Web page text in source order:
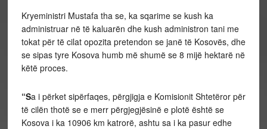
Kryeministri Mustafa tha se, ka sqarime se kush ka
administruar në të kaluarën dhe kush administron tani me
tokat për të cilat opozita pretendon se janë të Kosovës, dhe
se sipas tyre Kosova humb më shumë se 8 mijë hektarë në
këtë proces.
“Sa i përket sipërfaqes, përgjigja e Komisionit Shtetëror për
të cilën thotë se e merr përgjegjësinë e plotë është se
Kosova i ka 10906 km katrorë, ashtu sa i ka pasur edhe